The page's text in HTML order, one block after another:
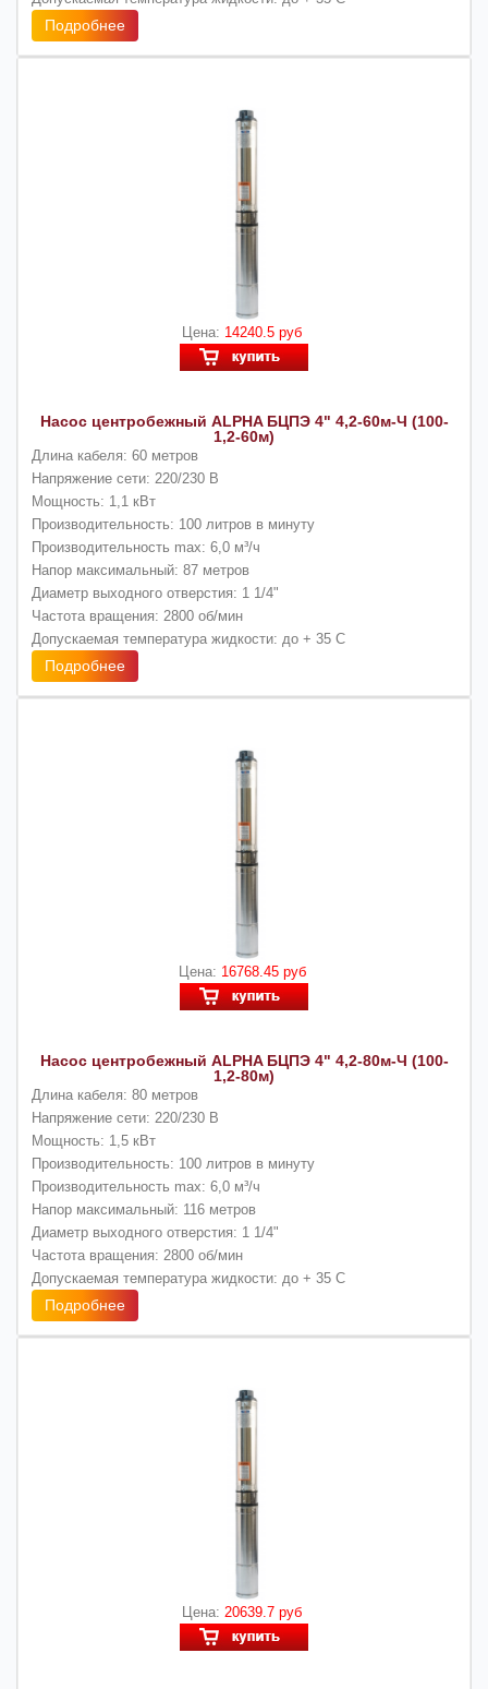
Подробнее
Цена: 14240.5 руб
Насос центробежный ALPHA БЦПЭ 4" 4,2-60м-Ч (100-
1,2-60м)
Длина кабеля: 60 метров
Напряжение сети: 220/230 В
Мощность: 1,1 кВт
Производительность: 100 литров в минуту
Производительность max: 6,0 м³/ч
Напор максимальный: 87 метров
Диаметр выходного отверстия: 1 1/4"
Частота вращения: 2800 об/мин
Допускаемая температура жидкости: до + 35 С
Подробнее
Цена: 16768.45 руб
Насос центробежный ALPHA БЦПЭ 4" 4,2-80м-Ч (100-
1,2-80м)
Длина кабеля: 80 метров
Напряжение сети: 220/230 В
Мощность: 1,5 кВт
Производительность: 100 литров в минуту
Производительность max: 6,0 м³/ч
Напор максимальный: 116 метров
Диаметр выходного отверстия: 1 1/4"
Частота вращения: 2800 об/мин
Допускаемая температура жидкости: до + 35 С
Подробнее
Цена: 20639.7 руб